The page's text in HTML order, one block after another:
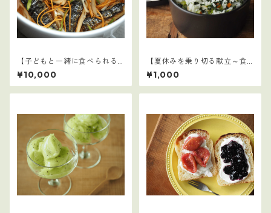
【子どもと一緒に食べられる
ごはん】16～30セット：全75
レシピ
¥10,000
【夏休みを乗り切る献立～食
事摂取基準を満たす1日の食事
例～】
¥1,000